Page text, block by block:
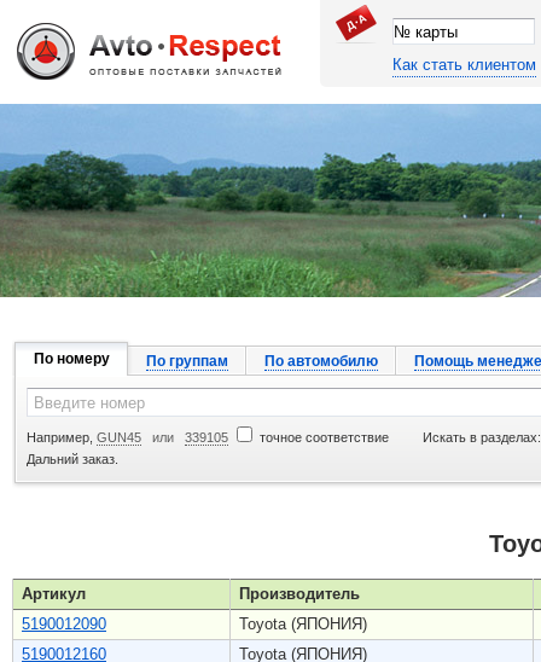
Джапан Авто
Как стать клиентом
По номеру По группам По автомобилю Помощь
Например, GUN45 или 339105 точное соответствие
Искать в разделах:
Дальний заказ.
Артикул
Производитель
5190012090
Toyota (ЯПОНИЯ)
5190012160
Toyota (ЯПОНИЯ)